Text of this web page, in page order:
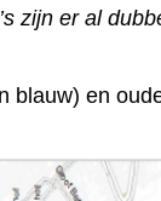
zijn er al
blauw) en